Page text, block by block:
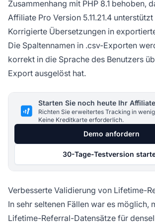
Zusammenhang mit PHP 8.1 behoben,
Affiliate Pro Version 5.11.21.4
Korrigierte Übersetzungen in
Die Spaltennamen in .csv-Exporten
korrekt in die Sprache des Benutzers
Export ausgelöst hat.
Starten Sie noch heute Ihr
Richten Sie erweitertes Tracking in
Keine Kreditkarte erforderlich.
Demo anfordern
30-Tage-Testversion
Verbesserte Validierung von Lifetime-
In sehr seltenen Fällen war es möglich,
Lifetime-Referral-Datensätze für